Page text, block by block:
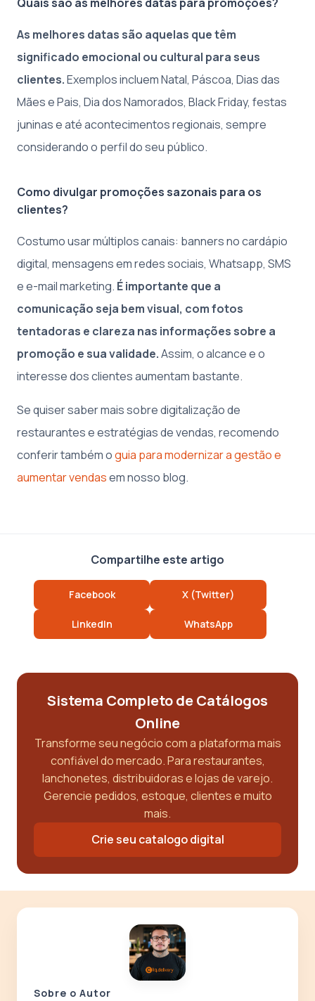
As melhores datas são aquelas que têm
significado emocional ou cultural para seus
clientes.Exemplos incluem Natal, Páscoa, Dias das
Mães e Pais, Dia dos Namorados, Black Friday, festas
juninas e até acontecimentos regionais, sempre
considerando o perfil do seu público.
Como divulgar promoções sazonais para os
clientes?
Costumo usar múltiplos canais: banners no cardápio
digital, mensagens em redes sociais, Whatsapp, SMS
e e-mail marketing. É importante que a
comunicação seja bem visual, com fotos
tentadoras e clareza nas informações sobre a
promoção e sua validade.Assim, o alcance e o
interesse dos clientes aumentam bastante.
Se quiser saber mais sobre digitalização de
restaurantes e estratégias de vendas, recomendo
conferir também oguia para modernizar a gestão e
aumentar vendasem nosso blog.
Compartilhe este artigo
Facebook X (Twitter)
LinkedIn WhatsApp
Sistema Completo de Catálogos
Online
Transforme seu negócio com a plataforma mais
confiável do mercado. Para restaurantes,
lanchonetes, distribuidoras e lojas de varejo.
Gerencie pedidos, estoque, clientes e muito
mais.
Crie seu catalogo digital
Sobre o Autor